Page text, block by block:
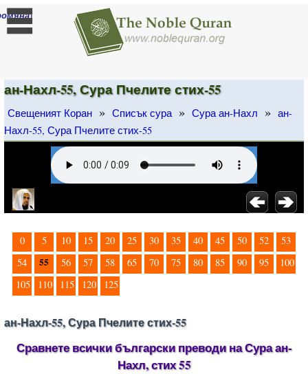
]
ан-Нахл-55, Сура Пчелите стих-55
Свещеният Коран » Списък сура » Сура ан-Нахл » ан-
Нахл-55, Сура Пчелите стих-55
0 5 10 15 20 25 30 35 40 45 50 52
53
54
55 56 57 58 65 70 75 80 85 90 95
100
105
110 115 120 125
ан-Нахл-55, Сура Пчелите стих-55
Сравнете всички български преводи на Сура ан-
Нахл, стих 55